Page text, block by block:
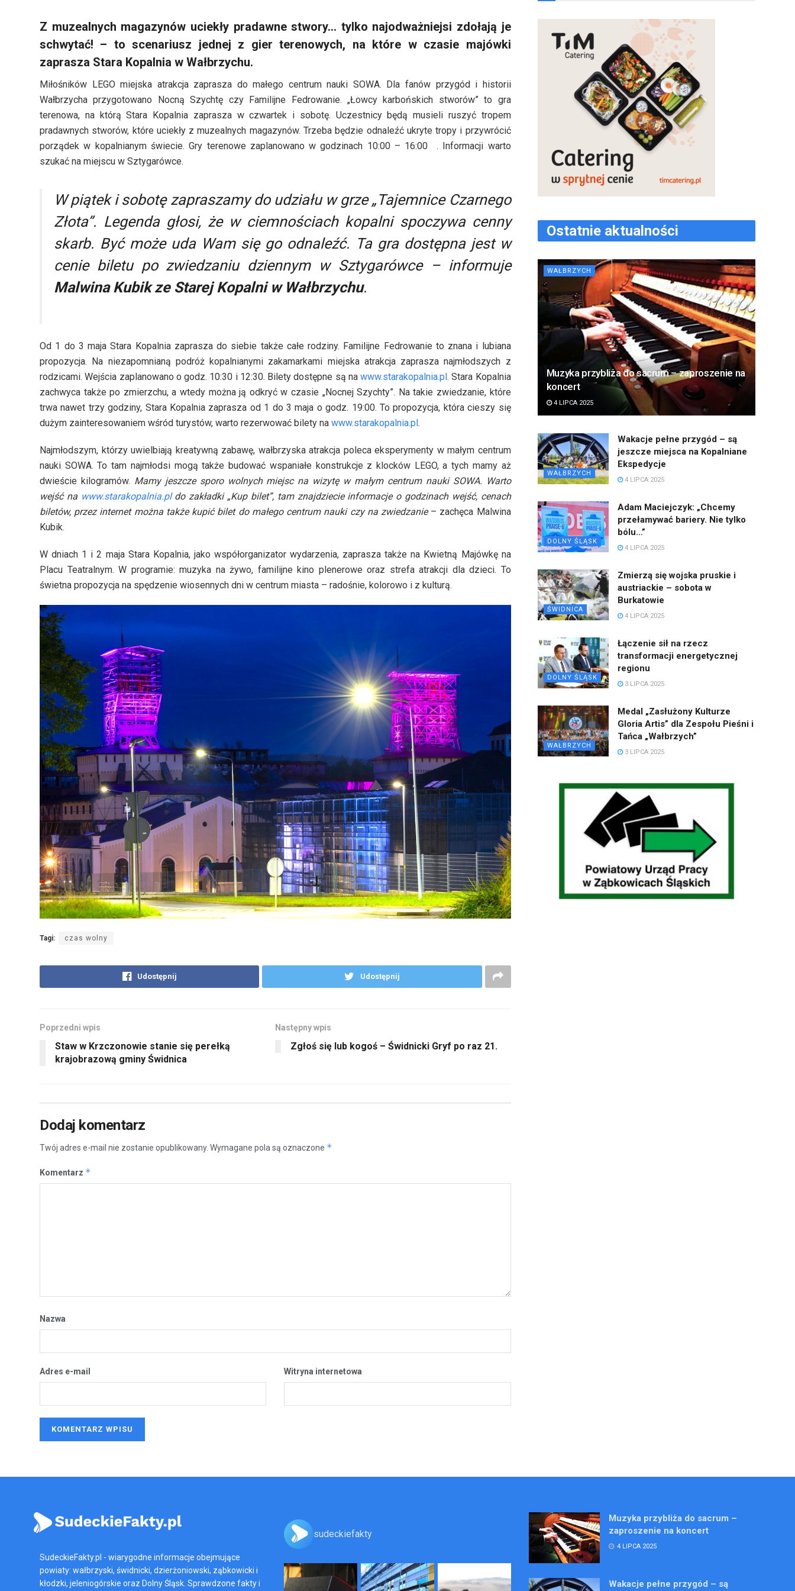
Z muzealnych magazynów uciekły pradawne stwory… tylko najodważniejsi zdołają je
schwytać! – to scenariusz jednej z gier terenowych, na które w czasie majówki
zaprasza Stara Kopalnia w Wałbrzychu.
Miłośników LEGO miejska atrakcja zaprasza do małego centrum nauki SOWA. Dla fanów przygód i historii
Wałbrzycha przygotowano Nocną Szychtę czy Familijne Fedrowanie. „Łowcy karbońskich stworów” to gra
terenowa, na którą Stara Kopalnia zaprasza w czwartek i sobotę. Uczestnicy będą musieli ruszyć tropem
pradawnych stworów, które uciekły z muzealnych magazynów. Trzeba będzie odnaleźć ukryte tropy i przywrócić
porządek w kopalnianym świecie. Gry terenowe zaplanowano w godzinach 10:00 – 16:00 . Informacji warto
szukać na miejscu w Sztygarówce.
W piątek i sobotę zapraszamy do udziału w grze „Tajemnice Czarnego
Złota”. Legenda głosi, że w ciemnościach kopalni spoczywa cenny
skarb. Być może uda Wam się go odnaleźć. Ta gra dostępna jest w
cenie biletu po zwiedzaniu dziennym w Sztygarówce– informuje
Malwina Kubik ze Starej Kopalni w Wałbrzychu.
Od 1 do 3 maja Stara Kopalnia zaprasza do siebie także całe rodziny. Familijne Fedrowanie to znana i lubiana
propozycja. Na niezapomnianą podróż kopalnianymi zakamarkami miejska atrakcja zaprasza najmłodszych z
rodzicami. Wejścia zaplanowano o godz. 10:30 i 12:30. Bilety dostępne są nawww.starakopalnia.pl. Stara Kopalnia
zachwyca także po zmierzchu, a wtedy można ją odkryć w czasie „Nocnej Szychty”. Na takie zwiedzanie, które
trwa nawet trzy godziny, Stara Kopalnia zaprasza od 1 do 3 maja o godz. 19:00. To propozycja, która cieszy się
dużym zainteresowaniem wśród turystów, warto rezerwować bilety na www.starakopalnia.pl.
Najmłodszym, którzy uwielbiają kreatywną zabawę, wałbrzyska atrakcja poleca eksperymenty w małym centrum
nauki SOWA. To tam najmłodsi mogą także budować wspaniałe konstrukcje z klocków LEGO, a tych mamy aż
dwieście kilogramów. Mamy jeszcze sporo wolnych miejsc na wizytę w małym centrum nauki SOWA. Warto
wejść na www.starakopalnia.pldo zakładki „Kup bilet”, tam znajdziecie informacje o godzinach wejść, cenach
biletów, przez internet można także kupić bilet do małego centrum nauki czy na zwiedzanie– zachęca Malwina
Kubik.
W dniach 1 i 2 maja Stara Kopalnia, jako współorganizator wydarzenia, zaprasza także na Kwietną Majówkę na
Placu Teatralnym. W programie: muzyka na żywo, familijne kino plenerowe oraz strefa atrakcji dla dzieci. To
świetna propozycja na spędzenie wiosennych dni w centrum miasta – radośnie, kolorowo i z kulturą.
Tagi: czas wolny
Udostępnij Udostępnij
Poprzedni wpis
Staw w Krzczonowie stanie się perełką
krajobrazową gminy Świdnica
Następny wpis
Zgłoś się lub kogoś – Świdnicki Gryf po raz 21.
Dodaj komentarz
Twój adres e-mail nie zostanie opublikowany. Wymagane pola są oznaczone *
Komentarz *
Nazwa
Adres e-mail Witryna internetowa
Ostatnie aktualności
WAŁBRZYCH
Muzyka przybliża do sacrum – zaproszenie na
koncert
4 LIPCA 2025
WAŁBRZYCH
Wakacje pełne przygód – są
jeszcze miejsca na Kopalniane
Ekspedycje
4 LIPCA 2025
DOLNY ŚLĄSK
Adam Maciejczyk: „Chcemy
przełamywać bariery. Nie tylko
bólu…”
4 LIPCA 2025
ŚWIDNICA
Zmierzą się wojska pruskie i
austriackie – sobota w
Burkatowie
4 LIPCA 2025
DOLNY ŚLĄSK
Łączenie sił na rzecz
transformacji energetycznej
regionu
3 LIPCA 2025
WAŁBRZYCH
Medal „Zasłużony Kulturze
Gloria Artis” dla Zespołu Pieśni i
Tańca „Wałbrzych”
3 LIPCA 2025
SudeckieFakty.pl - wiarygodne informacje obejmujące
powiaty: wałbrzyski, świdnicki, dzierżoniowski, ząbkowicki i
kłodzki, jeleniogórskie oraz Dolny Śląsk. Sprawdzone fakty i
sudeckiefakty
Muzyka przybliża do sacrum –
zaproszenie na koncert
4 LIPCA 2025
Wakacje pełne przygód – są